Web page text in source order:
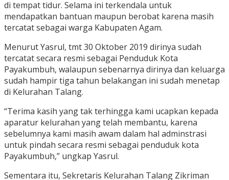
di tempat tidur. Selama ini terkendala untuk
mendapatkan bantuan maupun berobat karena masih
tercatat sebagai warga Kabupaten Agam.
Menurut Yasrul, tmt 30 Oktober 2019 dirinya sudah
tercatat secara resmi sebagai Penduduk Kota
Payakumbuh, walaupun sebenarnya dirinya dan keluarga
sudah hampir tiga tahun belakangan ini sudah menetap
di Kelurahan Talang.
“Terima kasih yang tak terhingga kami ucapkan kepada
aparatur kelurahan yang telah membantu, karena
sebelumnya kami masih awam dalam hal adminstrasi
untuk pindah secara resmi sebagai penduduk kota
Payakumbuh,” ungkap Yasrul.
Sementara itu, Sekretaris Kelurahan Talang Zikriman